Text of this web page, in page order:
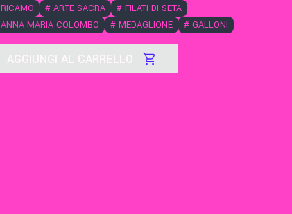
RICAMO # ARTE SACRA # FILATI DI SETA
ANNA MARIA COLOMBO # MEDAGLIONE # GALLONI
AGGIUNGI AL CARRELLO